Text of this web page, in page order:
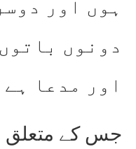
ہوں اور
دونوں
اور مدعا ہے
جس کے متعلق